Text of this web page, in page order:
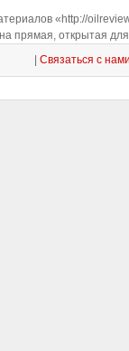
«http://
прямая, открытая
Связаться с